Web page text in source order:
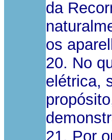
da
os
20. No
elétrica,
21. Por